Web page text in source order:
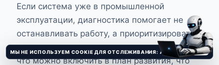
Если система уже в промышленной
эксплуатации, диагностика помогает не
останавливать работу, а приоритизировать
изменения: что критично закрыть быстро,
что можно включить в план развития, что
Понятно